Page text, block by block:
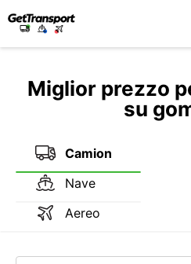
Miglior prezzo
su
Camion
Nave
Aereo